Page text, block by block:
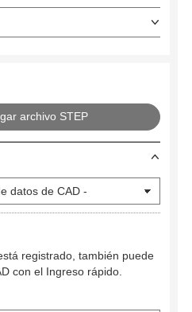
archivo STEP
registrado, también puede
con el Ingreso rápido.